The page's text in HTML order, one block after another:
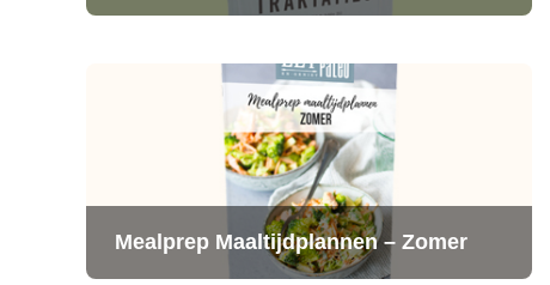
Mealprep Maaltijdplannen – Zomer